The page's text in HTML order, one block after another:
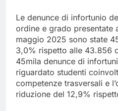
Le denunce di infortunio
ordine e grado presentate
maggio 2025 sono state
3,0% rispetto alle 43.856
45mila denunce di
riguardato studenti
competenze trasversali e
riduzione del 12,9%